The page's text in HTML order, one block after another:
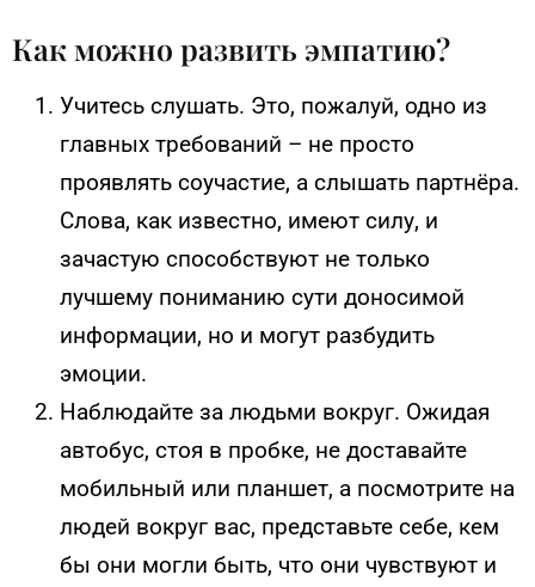
Как можно развить эмпатию?
Учитесь слушать. Это, пожалуй, одно из
главных требований – не просто
проявлять соучастие, а слышать партнёра.
Слова, как известно, имеют силу, и
зачастую способствуют не только
лучшему пониманию сути доносимой
информации, но и могут разбудить
эмоции.
Наблюдайте за людьми вокруг. Ожидая
автобус, стоя в пробке, не доставайте
мобильный или планшет, а посмотрите на
людей вокруг вас, представьте себе, кем
бы они могли быть, что они чувствуют и